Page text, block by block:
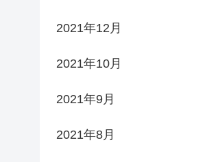
2021年12月
2021年10月
2021年9月
2021年8月